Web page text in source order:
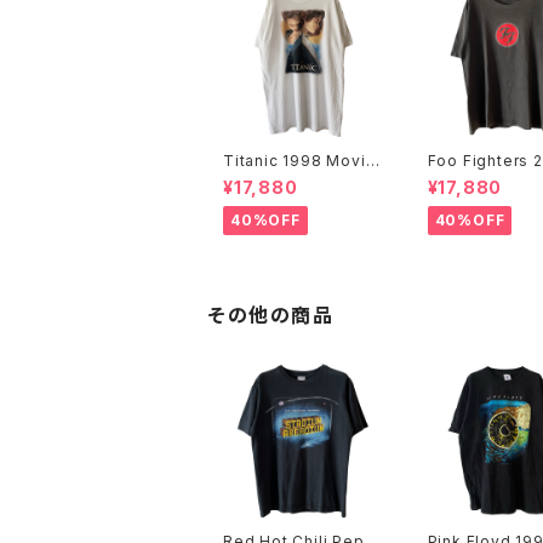
Titanic 1998 Movie
Promo Tee White
¥17,880
40%OFF
Foo Fighters
FF Logo Band
¥17,880
40%OFF
その他の商品